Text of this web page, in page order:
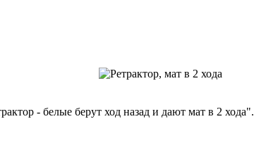
- белые берут ход назад и дают мат в 2 хода".